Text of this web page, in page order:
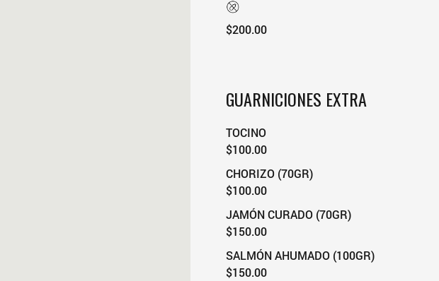
$200.00
GUARNICIONES EXTRA
TOCINO
$100.00
CHORIZO (70GR)
$100.00
JAMÓN CURADO (70GR)
$150.00
SALMÓN AHUMADO (100GR)
$150.00